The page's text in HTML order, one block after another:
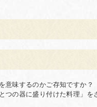
意味するのかご存知ですか？
の器に盛り付けた料理」を